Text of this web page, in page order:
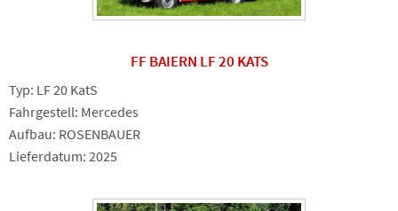
FF BAIERN LF 20 KATS
Typ: LF 20 KatS
Fahrgestell: Mercedes
Aufbau: ROSENBAUER
Lieferdatum: 2025